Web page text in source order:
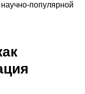
популярной